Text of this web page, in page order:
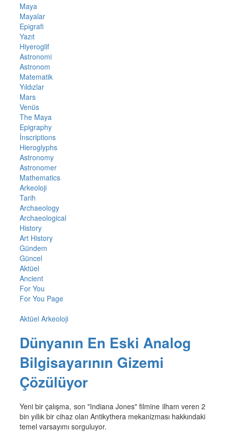
Maya
Mayalar
Epigrafi
Yazıt
Hiyeroglif
Astronomi
Astronom
Matematik
Yıldızlar
Mars
Venüs
The Maya
Epigraphy
İnscriptions
Hieroglyphs
Astronomy
Astronomer
Mathematics
Arkeoloji
Tarih
Archaeology
Archaeological
History
Art History
Gündem
Güncel
Aktüel
Ancient
For You
For You Page
Aktüel Arkeoloji
Dünyanın En Eski Analog
Bilgisayarının Gizemi
Çözülüyor
Yeni bir çalışma, son "Indiana Jones" filmine ilham veren 2
bin yıllık bir cihaz olan Antikythera mekanizması hakkındaki
temel varsayımı sorguluyor.